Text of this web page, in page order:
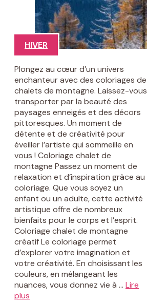
HIVER
Plongez au cœur d’un univers
enchanteur avec des coloriages de
chalets de montagne. Laissez-vous
transporter par la beauté des
paysages enneigés et des décors
pittoresques. Un moment de
détente et de créativité pour
éveiller l’artiste qui sommeille en
vous ! Coloriage chalet de
montagne Passez un moment de
relaxation et d’inspiration grâce au
coloriage. Que vous soyez un
enfant ou un adulte, cette activité
artistique offre de nombreux
bienfaits pour le corps et l’esprit.
Coloriage chalet de montagne
créatif Le coloriage permet
d’explorer votre imagination et
votre créativité. En choisissant les
couleurs, en mélangeant les
nuances, vous donnez vie à … Lire
plus